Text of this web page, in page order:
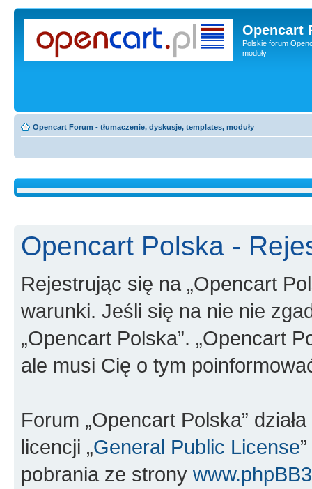
Opencart
Polskie forum
moduły
Opencart Forum - tłumaczenie, dyskusje, templates, moduły
Opencart Polska -
Rejestrując się na „Opencart
warunki. Jeśli się na nie nie
„Opencart Polska”. „Opencart
ale musi Cię o tym
Forum „Opencart Polska”
licencji „General Public License
pobrania ze strony